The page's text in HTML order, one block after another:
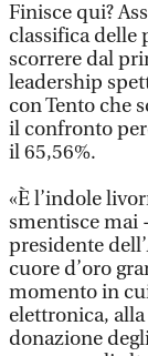
Finisce qui?
classifica delle
scorrere dal
leadership
con Tento che
il confronto
il 65,56%.
«È l’indole
smentisce mai
presidente
cuore d’oro
momento in
elettronica,
donazione